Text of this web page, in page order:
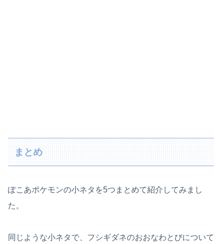
まとめ
ぽこあポケモンの小ネタを5つまとめて紹介してみまし
た。
同じような小ネタで、フシギダネのおおなわとびについて